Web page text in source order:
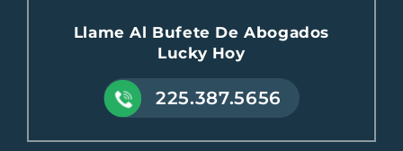
Llame Al Bufete De Abogados
Lucky Hoy
225.387.5656